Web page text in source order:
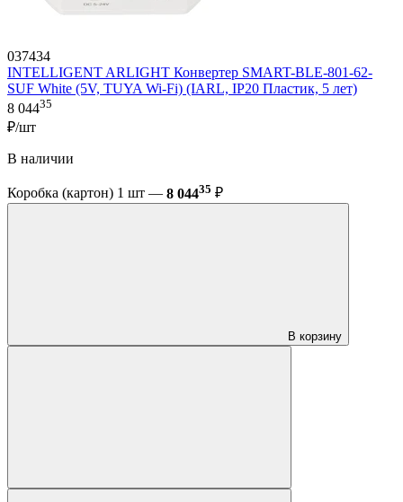
037434
INTELLIGENT ARLIGHT Конвертер SMART-BLE-801-62-
SUF White (5V, TUYA Wi-Fi) (IARL, IP20 Пластик, 5 лет)
8 04435
₽/шт
В наличии
Коробка (картон) 1 шт — 8 04435 ₽
В корзину